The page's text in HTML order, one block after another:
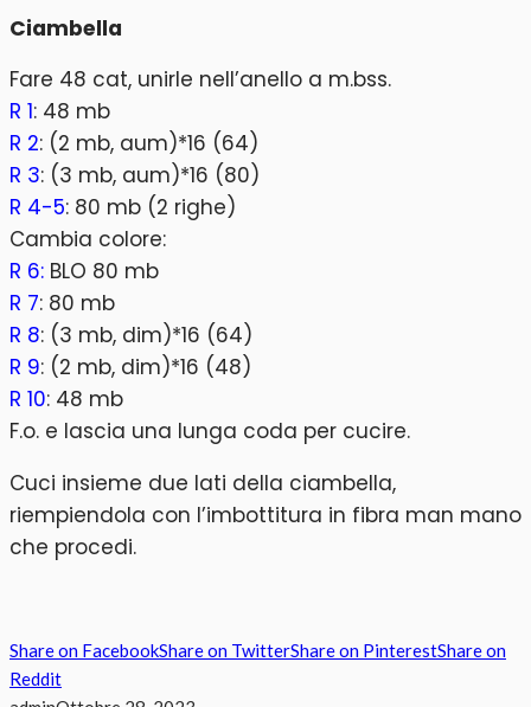
Ciambella
Fare 48 cat, unirle nell’anello a m.bss.
R 1: 48 mb
R 2: (2 mb, aum)*16 (64)
R 3: (3 mb, aum)*16 (80)
R 4-5: 80 mb (2 righe)
Cambia colore:
R 6: BLO 80 mb
R 7: 80 mb
R 8: (3 mb, dim)*16 (64)
R 9: (2 mb, dim)*16 (48)
R 10: 48 mb
F.o. e lascia una lunga coda per cucire.
Cuci insieme due lati della ciambella,
riempiendola con l’imbottitura in fibra man mano
che procedi.
Share on FacebookShare on TwitterShare on PinterestShare on
Reddit